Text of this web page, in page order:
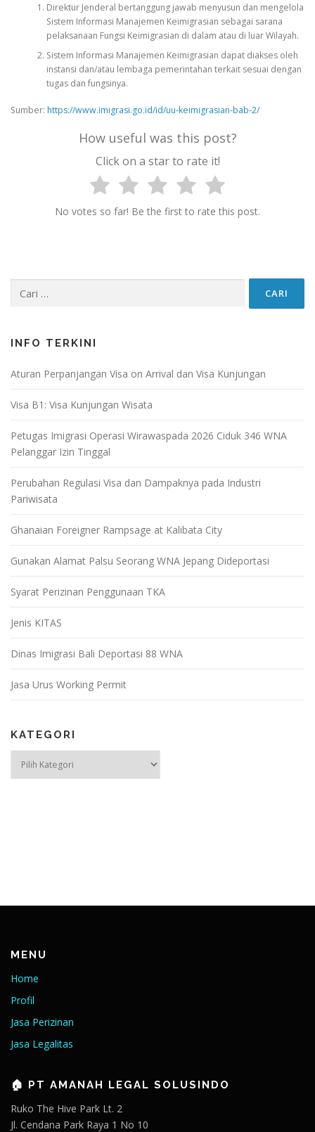
Direktur Jenderal bertanggung jawab menyusun dan mengelola
Sistem Informasi Manajemen Keimigrasian sebagai sarana
pelaksanaan Fungsi Keimigrasian di dalam atau di luar Wilayah.
Sistem Informasi Manajemen Keimigrasian dapat diakses oleh
instansi dan/atau lembaga pemerintahan terkait sesuai dengan
tugas dan fungsinya.
Sumber: https://www.imigrasi.go.id/id/uu-keimigrasian-bab-2/
How useful was this post?
Click on a star to rate it!
No votes so far! Be the first to rate this post.
untuk:
INFO TERKINI
Aturan Perpanjangan Visa on Arrival dan Visa Kunjungan
Visa B1: Visa Kunjungan Wisata
Petugas Imigrasi Operasi Wirawaspada 2026 Ciduk 346 WNA
Pelanggar Izin Tinggal
Perubahan Regulasi Visa dan Dampaknya pada Industri
Pariwisata
Ghanaian Foreigner Rampsage at Kalibata City
Gunakan Alamat Palsu Seorang WNA Jepang Dideportasi
Syarat Perizinan Penggunaan TKA
Jenis KITAS
Dinas Imigrasi Bali Deportasi 88 WNA
Jasa Urus Working Permit
KATEGORI
MENU
Home
Profil
Jasa Perizinan
Jasa Legalitas
🏠 PT AMANAH LEGAL SOLUSINDO
Ruko The Hive Park Lt. 2
Jl. Cendana Park Raya 1 No 10